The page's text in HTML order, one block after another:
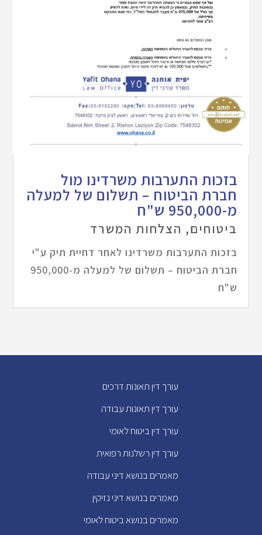
בזכות התערבות משרדינו מול
חברת הביטוח – תשלום של למעלה
מ-950,000 ש"ח
ביטוחים, הצלחות המשרד
בזכות התערבות משרדינו לאחר דחיית תיק ע"י
חברת הביטוח – תשלום של למעלה מ-950,000
ש"ח
עורך דין תאונות דרכים
עורך דין תאונות עבודה
עורך דין ביטוח לאומי
עורך דין רשלנות רפואית
מאמרים בנושא דיני עבודה
מאמרים בנושא דיני נזיקין
מאמרים בנושא ביטוח לאומי